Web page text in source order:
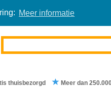
Meer informatie
thuisbezorgd Meer dan